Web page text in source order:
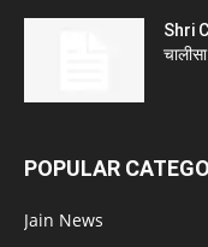
Shri
POPULAR
Jain News